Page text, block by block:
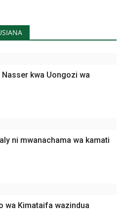
kwa Uongozi wa
ni mwanachama wa kamati
wa Kimataifa wazindua